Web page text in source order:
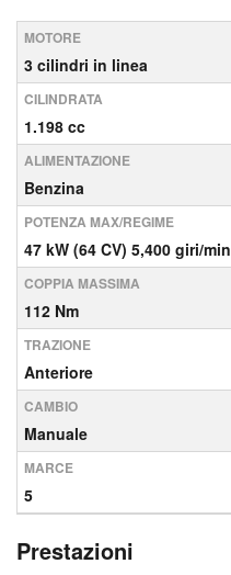
MOTORE
3 cilindri in linea
CILINDRATA
1.198 cc
ALIMENTAZIONE
Benzina
POTENZA MAX/REGIME
47 kW (64 CV) 5,400 giri/min
COPPIA MASSIMA
112 Nm
TRAZIONE
Anteriore
CAMBIO
Manuale
MARCE
5
Prestazioni